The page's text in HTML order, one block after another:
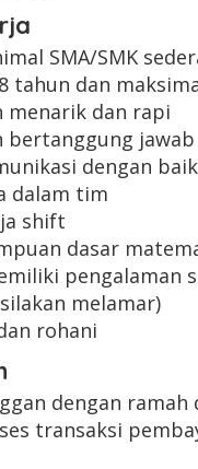
SMA/SMK
tahun dan
menarik dan rapi
bertanggung jawab
dengan baik
dalam tim
shift
dasar
pengalaman
melamar)
rohani
dengan ramah
transaksi